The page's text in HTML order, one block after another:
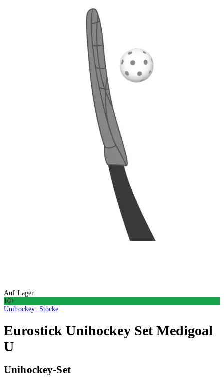
Auf Lager:
10+
Unihockey: Stöcke
Eurostick Unihockey Set Medigoal
U
Unihockey-Set